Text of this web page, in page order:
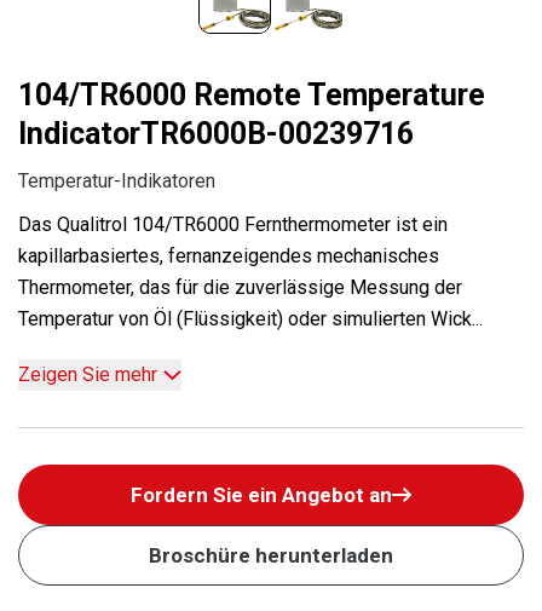
104/TR6000 Remote Temperature
IndicatorTR6000B-00239716
Temperatur-Indikatoren
Das Qualitrol 104/TR6000 Fernthermometer ist ein
kapillarbasiertes, fernanzeigendes mechanisches
Thermometer, das für die zuverlässige Messung der
Temperatur von Öl (Flüssigkeit) oder simulierten Wick...
Zeigen Sie mehr
Fordern Sie ein Angebot an
Broschüre herunterladen